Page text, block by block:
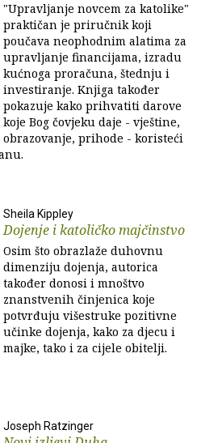
"Upravljanje novcem za katolike"
praktičan je priručnik koji
poučava neophodnim alatima za
upravljanje financijama, izradu
kućnoga proračuna, štednju i
investiranje. Knjiga također
pokazuje kako prihvatiti darove
koje Bog čovjeku daje - vještine,
obrazovanje, prihode - koristeći
Sheila Kippley
Dojenje i katoličko majčinstvo
Osim što obrazlaže duhovnu
dimenziju dojenja, autorica
također donosi i mnoštvo
znanstvenih činjenica koje
potvrđuju višestruke pozitivne
učinke dojenja, kako za djecu i
majke, tako i za cijele obitelji.
Joseph Ratzinger